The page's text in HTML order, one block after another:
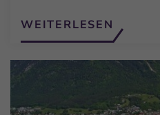
WEITERLESEN